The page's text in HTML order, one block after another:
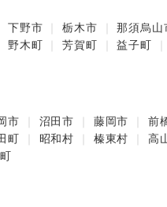
下野市 栃木市
那須烏山
野木町 芳賀町 益子町
市 沼田市 藤岡市
前
町 昭和村 榛東村
高